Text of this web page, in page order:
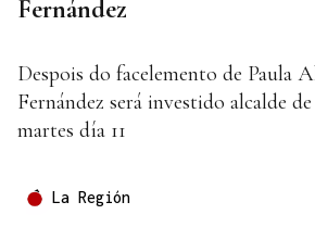
Fernández
Despois do facelemento de Paula
Fernández será investido alcalde
martes día 11
La Región